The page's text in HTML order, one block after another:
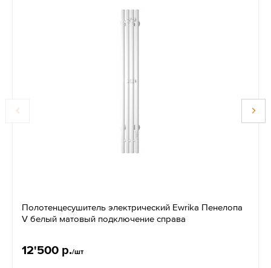
Полотенцесушитель электрический Ewrika Пенелопа
V белый матовый подключение справа
12'500 р./шт